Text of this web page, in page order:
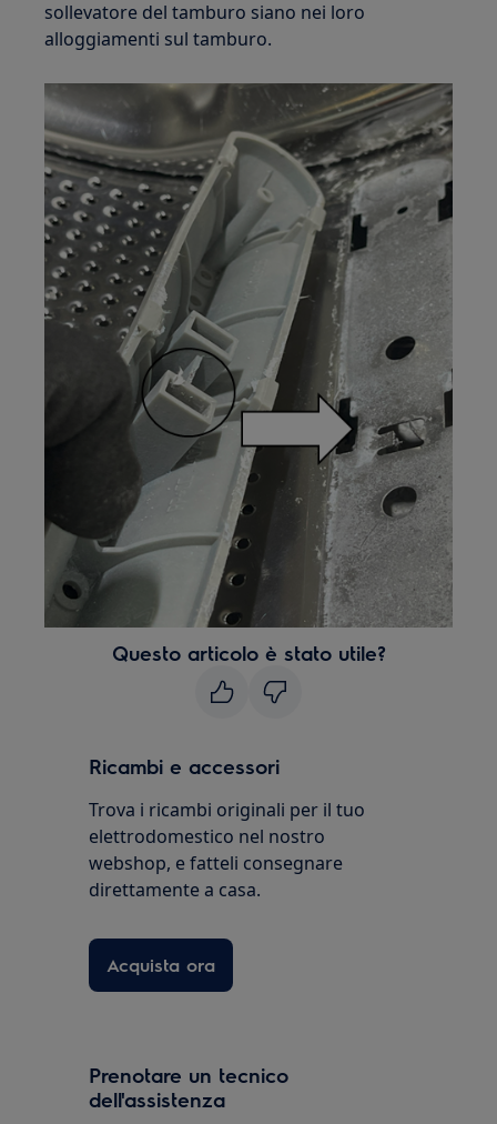
sollevatore del tamburo siano nei loro
alloggiamenti sul tamburo.
Questo articolo è stato utile?
Ricambi e accessori
Trova i ricambi originali per il tuo
elettrodomestico nel nostro
webshop, e fatteli consegnare
direttamente a casa.
Acquista ora
Prenotare un tecnico
dell'assistenza